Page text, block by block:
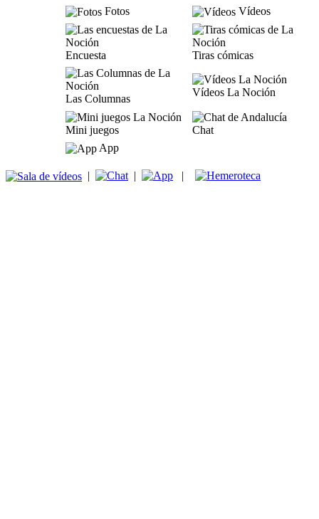
Fotos
Vídeos
Encuesta Tiras cómicas
Las Columnas
Vídeos La Noción
Mini juegos
Chat
App
| | |